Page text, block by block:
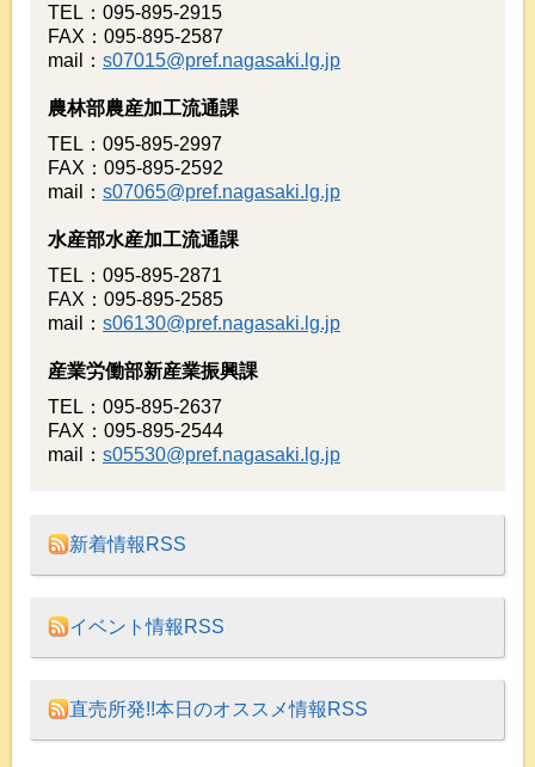
TEL：095-895-2915
FAX：095-895-2587
mail： s07015@pref.nagasaki.lg.jp
農林部農産加工流通課
TEL：095-895-2997
FAX：095-895-2592
mail： s07065@pref.nagasaki.lg.jp
水産部水産加工流通課
TEL：095-895-2871
FAX：095-895-2585
mail： s06130@pref.nagasaki.lg.jp
産業労働部新産業振興課
TEL：095-895-2637
FAX：095-895-2544
mail： s05530@pref.nagasaki.lg.jp
新着情報RSS
イベント情報RSS
直売所発!!本日のオススメ情報RSS